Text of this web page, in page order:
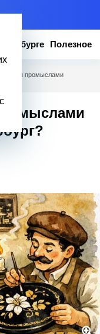
Полезное
промыслами